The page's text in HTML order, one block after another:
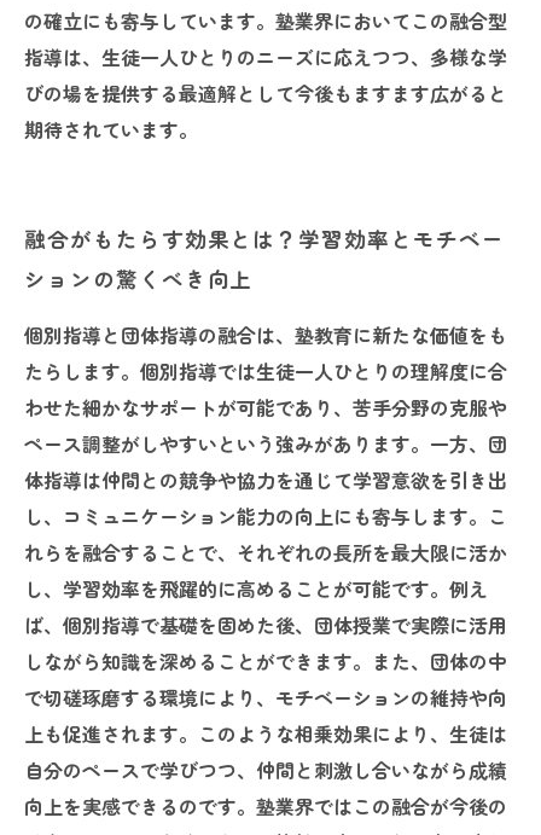
の確立にも寄与しています。塾業界においてこの融合型
指導は、生徒一人ひとりのニーズに応えつつ、多様な学
びの場を提供する最適解として今後もますます広がると
期待されています。
融合がもたらす効果とは？学習効率とモチベー
ションの驚くべき向上
個別指導と団体指導の融合は、塾教育に新たな価値をも
たらします。個別指導では生徒一人ひとりの理解度に合
わせた細かなサポートが可能であり、苦手分野の克服や
ペース調整がしやすいという強みがあります。一方、団
体指導は仲間との競争や協力を通じて学習意欲を引き出
し、コミュニケーション能力の向上にも寄与します。こ
れらを融合することで、それぞれの長所を最大限に活か
し、学習効率を飛躍的に高めることが可能です。例え
ば、個別指導で基礎を固めた後、団体授業で実際に活用
しながら知識を深めることができます。また、団体の中
で切磋琢磨する環境により、モチベーションの維持や向
上も促進されます。このような相乗効果により、生徒は
自分のペースで学びつつ、仲間と刺激し合いながら成績
向上を実感できるのです。塾業界ではこの融合が今後の